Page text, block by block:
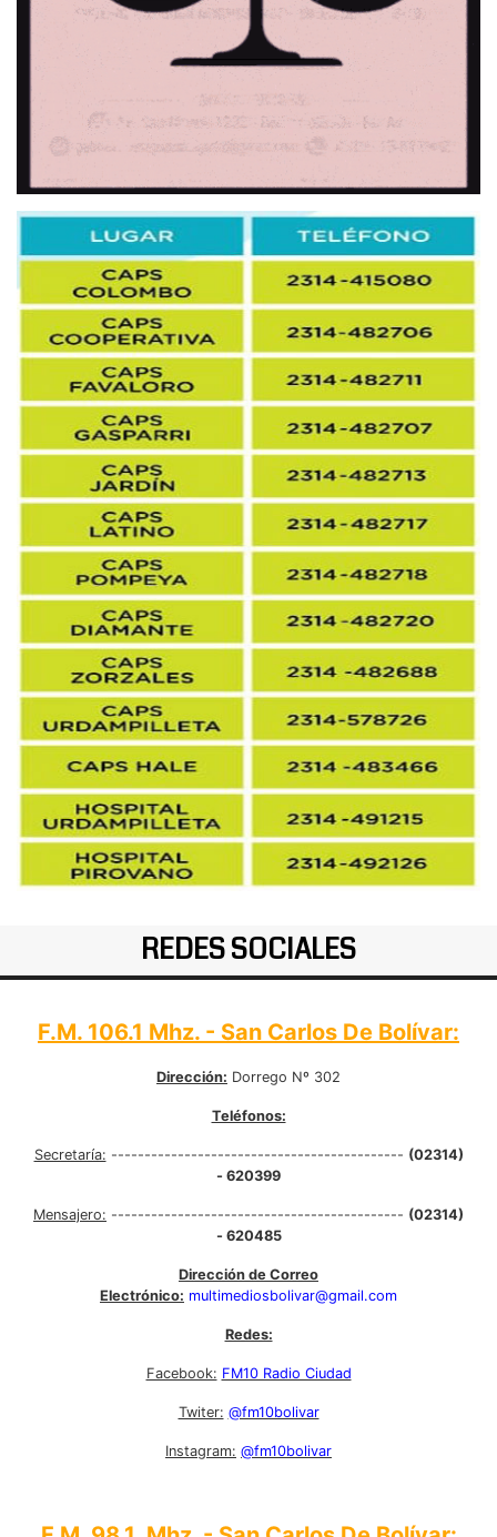
REDES SOCIALES
F.M. 106.1 Mhz. - San Carlos De Bolívar:
Dirección: Dorrego Nº 302
Teléfonos:
Secretaría: -------------------------------------------- (02314)
- 620399
Mensajero: -------------------------------------------- (02314)
- 620485
Dirección de Correo
Electrónico: multimediosbolivar@gmail.com
Redes:
Facebook: FM10 Radio Ciudad
Twiter: @fm10bolivar
Instagram: @fm10bolivar